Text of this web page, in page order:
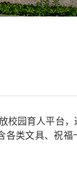
校园育人平台
各类文具、祝福